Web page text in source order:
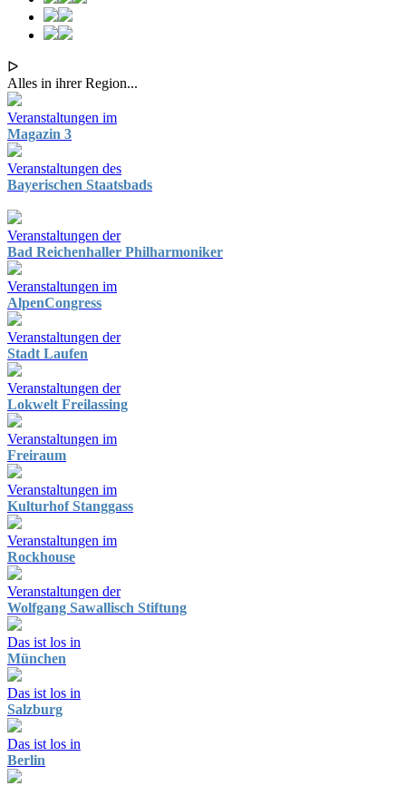
ᐅ
Alles in ihrer Region...
Veranstaltungen im
Magazin 3
Veranstaltungen des
Bayerischen Staatsbads
Veranstaltungen der
Bad Reichenhaller Philharmoniker
Veranstaltungen im
AlpenCongress
Veranstaltungen der
Stadt Laufen
Veranstaltungen der
Lokwelt Freilassing
Veranstaltungen im
Freiraum
Veranstaltungen im
Kulturhof Stanggass
Veranstaltungen im
Rockhouse
Veranstaltungen der
Wolfgang Sawallisch Stiftung
Das ist los in
München
Das ist los in
Salzburg
Das ist los in
Berlin